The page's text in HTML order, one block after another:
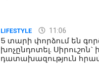
LIFESTYLE 11:06
5 տարի փորձում են
խոչընդոտել. Սիրուշոն`
դատախազություն